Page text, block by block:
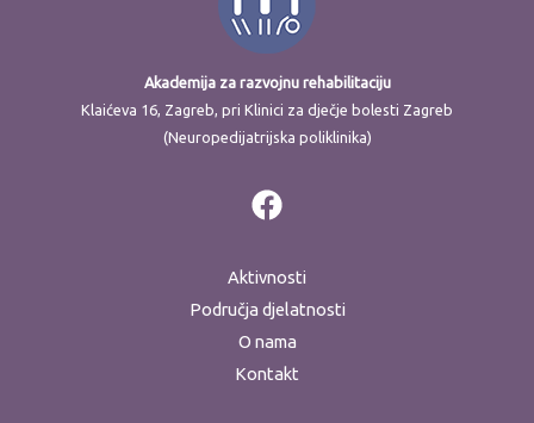
Akademija za razvojnu rehabilitaciju
Klaićeva 16, Zagreb, pri Klinici za dječje bolesti Zagreb
(Neuropedijatrijska poliklinika)
Aktivnosti
Područja djelatnosti
O nama
Kontakt